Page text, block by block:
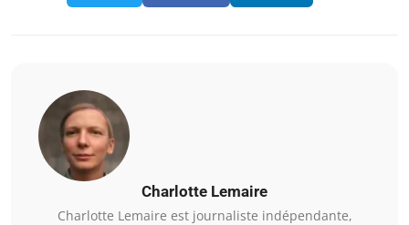
Charlotte Lemaire
Charlotte Lemaire est journaliste indépendante,